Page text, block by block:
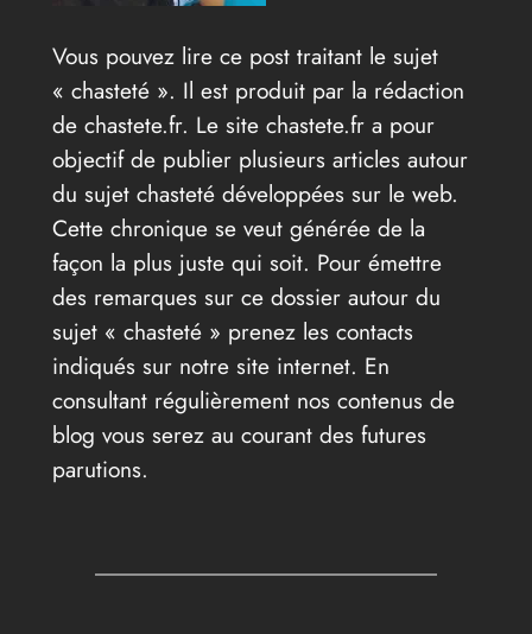
Vous pouvez lire ce post traitant le sujet
« chasteté ». Il est produit par la rédaction
de chastete.fr. Le site chastete.fr a pour
objectif de publier plusieurs articles autour
du sujet chasteté développées sur le web.
Cette chronique se veut générée de la
façon la plus juste qui soit. Pour émettre
des remarques sur ce dossier autour du
sujet « chasteté » prenez les contacts
indiqués sur notre site internet. En
consultant régulièrement nos contenus de
blog vous serez au courant des futures
parutions.